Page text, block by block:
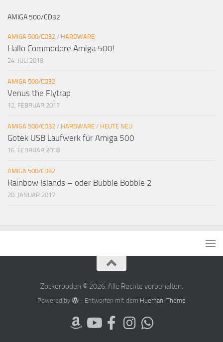
AMIGA 500/CD32
AMIGA 500/CD32 / HARDWARE
Hallo Commodore Amiga 500!
24. JULI 2018
AMIGA 500/CD32
Venus the Flytrap
12. FEBRUAR 2017
AMIGA 500/CD32 / HARDWARE / HEUTE NEU
Gotek USB Laufwerk für Amiga 500
16. FEBRUAR 2018
AMIGA 500/CD32
Rainbow Islands – oder Bubble Bobble 2
20. JANUAR 2017
Zockerboden © 2026. Alle Rechte vorbehalten.
Powered by - Entworfen mit dem Hueman-Theme